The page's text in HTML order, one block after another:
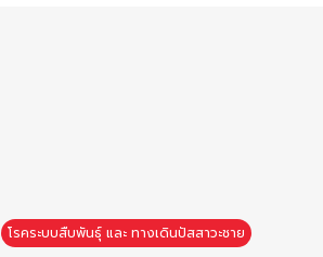
โรคระบบสืบพันธุ์ และ ทางเดินปัสสาวะชาย